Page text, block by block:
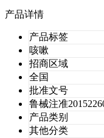
产品详情
产品标签
咳嗽
招商区域
全国
批准文号
鲁械注准
产品类别
其他分类